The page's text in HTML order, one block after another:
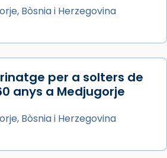
de Barcelona
Juliana i
Bòsnia i Herzegovina
per a solters de
anys a Medjugorje
Bòsnia i Herzegovina